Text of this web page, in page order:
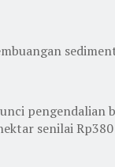
senilai